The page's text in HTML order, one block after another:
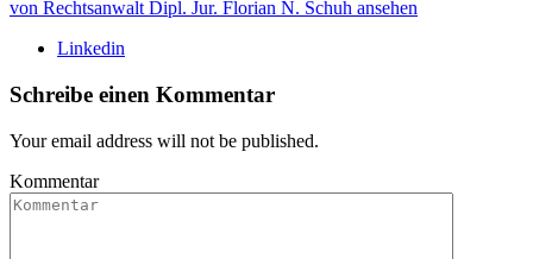
von Rechtsanwalt Dipl. Jur. Florian N. Schuh ansehen
Linkedin
Schreibe einen Kommentar
Your email address will not be published.
Kommentar